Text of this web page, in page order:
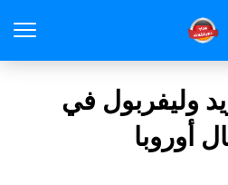
وليفربول في
أوروبا